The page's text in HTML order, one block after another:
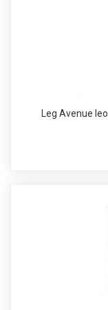
Leg Avenue